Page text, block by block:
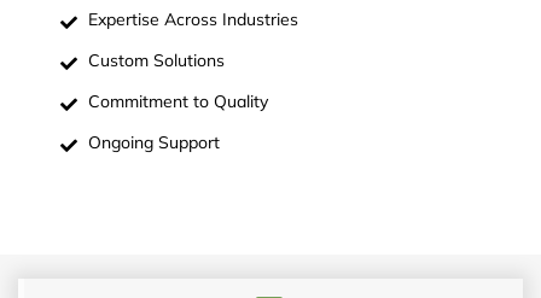
Expertise Across Industries
Custom Solutions
Commitment to Quality
Ongoing Support